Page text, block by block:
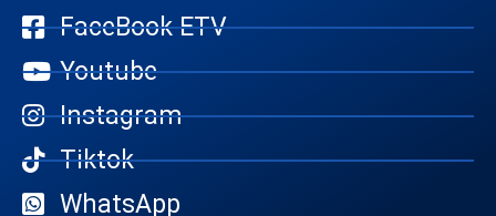
FaceBook ETV
Youtube
Instagram
Tiktok
WhatsApp